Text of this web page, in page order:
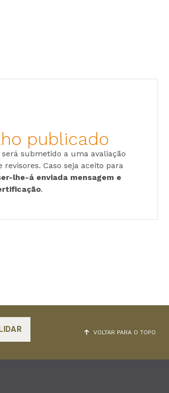
publicado
submetido a uma avaliação
revisores. Caso seja aceito para
lhe-á enviada mensagem e
.
VOLTAR PARA O TOPO